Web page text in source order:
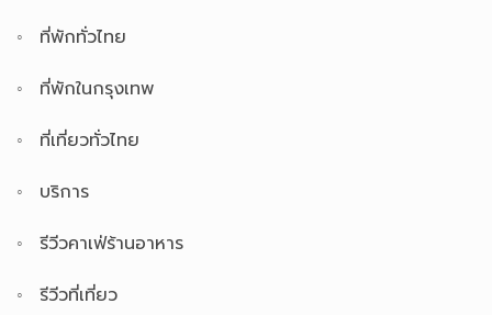
ที่พักทั่วไทย
ที่พักในกรุงเทพ
ที่เที่ยวทั่วไทย
บริการ
รีวีวคาเฟ่ร้านอาหาร
รีวีวที่เที่ยว